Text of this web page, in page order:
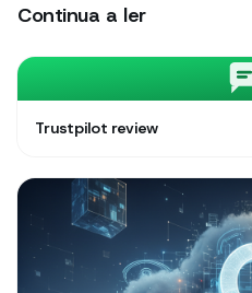
Continua a ler
Trustpilot review